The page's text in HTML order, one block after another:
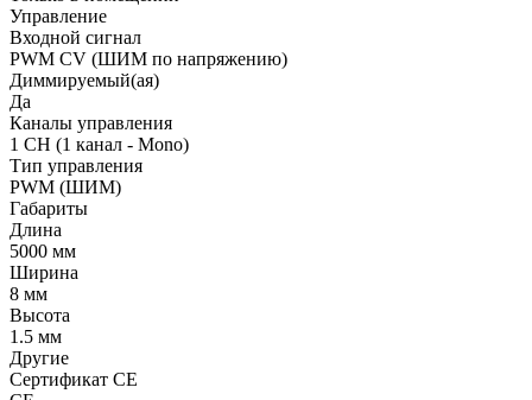
Управление
Входной сигнал
PWM СV (ШИМ по напряжению)
Диммируемый(ая)
Да
Каналы управления
1 CH (1 канал - Mono)
Тип управления
PWM (ШИМ)
Габариты
Длина
5000 мм
Ширина
8 мм
Высота
1.5 мм
Другие
Сертификат CE